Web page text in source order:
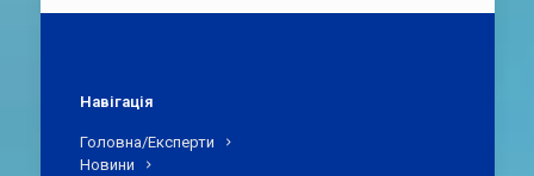
Навігація
Головна/Експерти
Новини